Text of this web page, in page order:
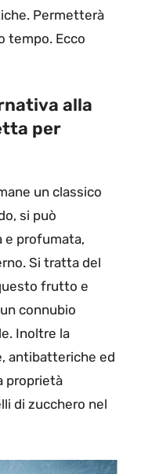
Permetterà
tempo. Ecco
alla
per
un classico
si può
e profumata,
Si tratta del
frutto e
connubio
Inoltre la
antibatteriche ed
proprietà
di zucchero nel